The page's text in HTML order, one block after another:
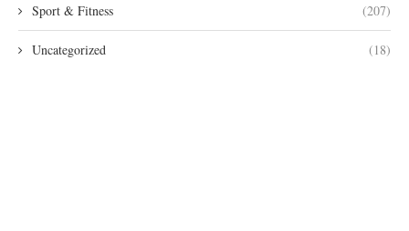
Sport & Fitness (207)
Uncategorized (18)